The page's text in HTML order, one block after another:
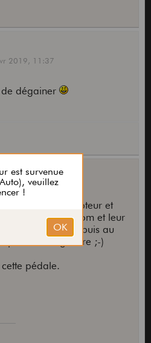
2019, 11:37
dégainer
19:07
concepteur et
et à guitariste.com et leur
je traine depuis au
jouer de la guitare ;-)
pédale.